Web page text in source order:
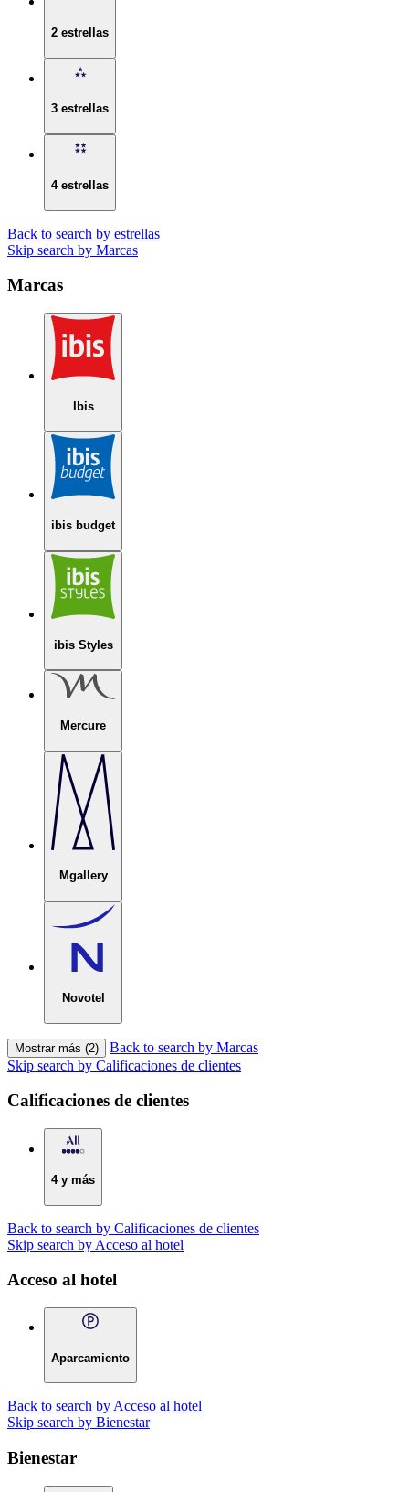
2 estrellas
3 estrellas
4 estrellas
Back to search by estrellas
Skip search by Marcas
Marcas
Ibis
ibis budget
ibis Styles
Mercure
Mgallery
Novotel
Mostrar más (2)
Back to search by Marcas
Skip search by Calificaciones de clientes
Calificaciones de clientes
4 y más
Back to search by Calificaciones de clientes
Skip search by Acceso al hotel
Acceso al hotel
Aparcamiento
Back to search by Acceso al hotel
Skip search by Bienestar
Bienestar